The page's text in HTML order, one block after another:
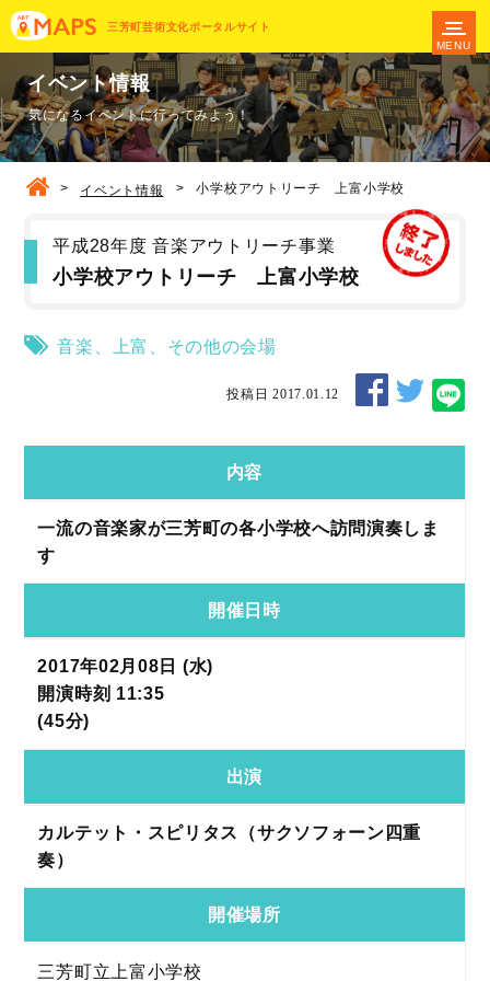
三芳町芸術文化ポータルサイト
MENU
イベント情報
気になるイベントに行ってみよう！
> イベント情報 > 小学校アウトリーチ 上富小学校
平成28年度 音楽アウトリーチ事業
小学校アウトリーチ 上富小学校
音楽 上富 その他の会場
投稿日 2017.01.12
内容
一流の音楽家が三芳町の各小学校へ訪問演奏しま
す
開催日時
2017年02月08日 (水)
開演時刻 11:35
(45分)
出演
カルテット・スピリタス（サクソフォーン四重
奏）
開催場所
三芳町立上富小学校